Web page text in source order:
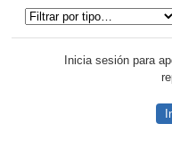
Inicia sesión para